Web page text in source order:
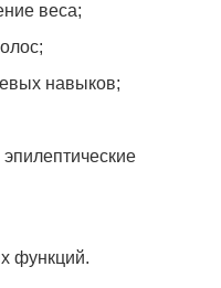
веса;
навыков;
функций.